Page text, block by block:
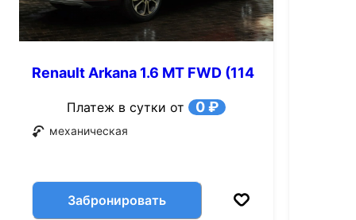
Renault Arkana 1.6 MT FWD (114
Платеж в сутки от 0 ₽
механическая
Забронировать